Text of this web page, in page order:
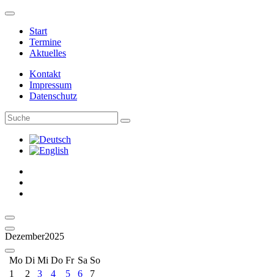
Logo – Sächsische Bläserphilharmonie
Start
Termine
Aktuelles
Kontakt
Impressum
Datenschutz
Kalender
Letzter Monat
Dezember2025
Nächster Monat
Mo Di Mi Do Fr Sa So
1
2 3 4 5 6
7